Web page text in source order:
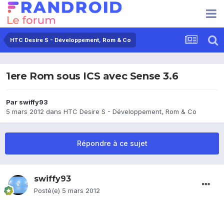
HTC Desire S - Développement, Rom & Co
1ere Rom sous ICS avec Sense 3.6
Par swiffy93
5 mars 2012 dans HTC Desire S - Développement, Rom & Co
Répondre à ce sujet
swiffy93
Posté(e) 5 mars 2012